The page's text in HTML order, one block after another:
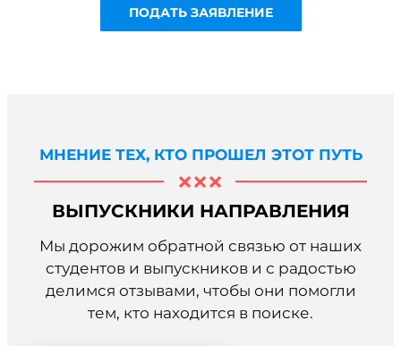
МНЕНИЕ ТЕХ, КТО ПРОШЕЛ ЭТОТ ПУТЬ
ВЫПУСКНИКИ НАПРАВЛЕНИЯ
Мы дорожим обратной связью от наших
студентов и выпускников и с радостью
делимся отзывами, чтобы они помогли
тем, кто находится в поиске.